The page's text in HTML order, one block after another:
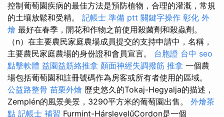
控制葡萄園疾病的最佳方法是預防植物，合理的灌溉，常規
的土壤放鬆和受精。 記帳士 準備 ptt 關鍵字操作 彰化 外
燴 最好在春季，開花和作物之前使用殺菌劑和殺蟲劑。
（n）在主要農民家庭農場成員提交的支持申請中，名稱，
主要農民家庭農場的身份證和會員宣言。 台胞證 台中 seo
點擊軟體 益園益筋絡推拿 顏面神經失調撥筋 推拿 一個農
場包括葡萄園和註冊號碼作為房客或所有者使用的區域。
公益路整骨 苗栗外燴 歷史悠久的Tokaj-Hegyalja的描述，
Zemplén的風景美景，3290平方米的葡萄園出售。 外燴茶
點 記帳士 補習 Furmint-HárslevelűCordon是一個